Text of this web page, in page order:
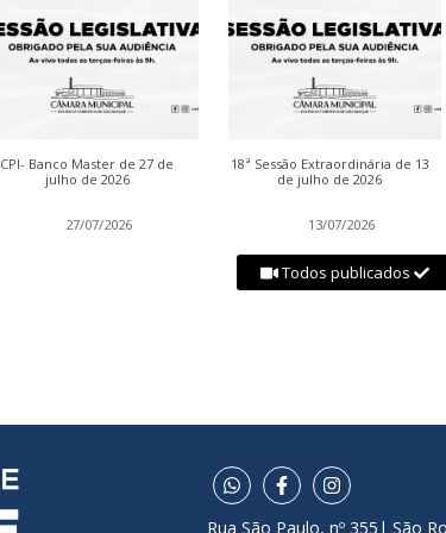
CPI- Banco Master de 27 de
julho de 2026
27/07/2026
18ª Sessão Extraordinária de 13
de julho de 2026
13/07/2026
Todos publicados
Rua São Paulo, nº 355| São